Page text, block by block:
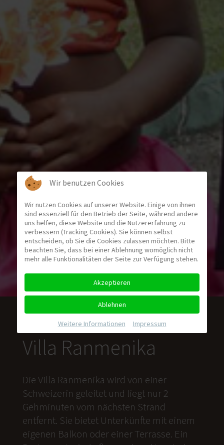
Villa Ranmenika
Die Villa Ranmenika wird von einer
Schweizerin geleitet und liegt nur 2
Gehminuten vom nächsten Strand
entfernt. Sie bietet Unterkünfte mit einem
eigenen Balkon oder einer Terrasse. Ein
Wir benutzen Cookies
Wir nutzen Cookies auf unserer Website. Einige von ihnen
sind essenziell für den Betrieb der Seite, während andere
uns helfen, diese Website und die Nutzererfahrung zu
verbessern (Tracking Cookies). Sie können selbst
entscheiden, ob Sie die Cookies zulassen möchten. Bitte
beachten Sie, dass bei einer Ablehnung womöglich nicht
mehr alle Funktionalitäten der Seite zur Verfügung stehen.
Akzeptieren
Ablehnen
Weitere Informationen Impressum